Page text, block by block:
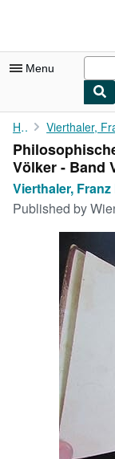
Menu
My Account
My Purchases
Sign Off
Advanced Search
Rare Books
Art & Collectables
Textbooks
Start Selling
Home
Völker - Band
Vierthaler,
Published by